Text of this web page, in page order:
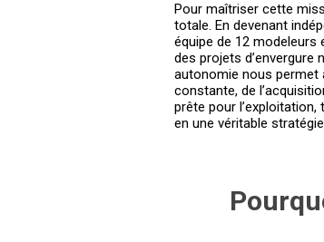
Pour maîtriser cette
totale. En devenant
équipe de 12 modeleurs
des projets d’envergure
autonomie nous permet
constante, de
prête pour
en une véritable